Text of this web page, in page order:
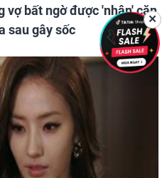
vợ bất ngờ được 'nhận' căn
sau gây sốc
✕